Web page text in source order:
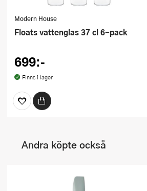
Modern House
Floats vattenglas 37 cl 6-pack
699:-
Finns i lager
Andra köpte också